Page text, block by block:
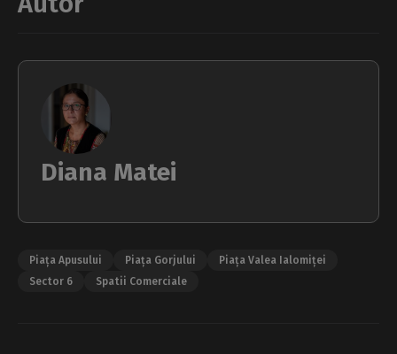
Diana Matei
Piața Apusului Piața Gorjului
Piața Valea Ialomiței
Sector 6
Spatii Comerciale